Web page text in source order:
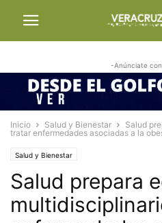
-Anúnciate
Inicio Salud y Bienestar
Salud
tratar enfermedades asociadas a la
Salud y Bienestar
Salud prepara